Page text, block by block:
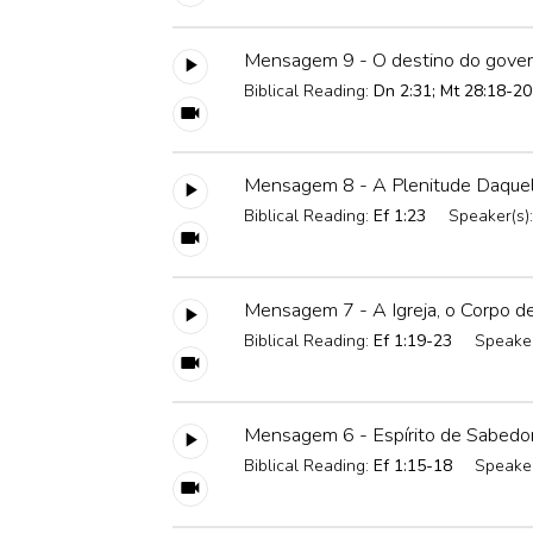
Mensagem 9 - O destino do
Biblical Reading: Dn 2:31; Mt 28:18-20
Mensagem 8 - A Plenitude
Biblical Reading: Ef 1:23
Mensagem 7 - A Igreja, o Corpo
Biblical Reading: Ef 1:19-23
Mensagem 6 - Espírito de
Biblical Reading: Ef 1:15-18